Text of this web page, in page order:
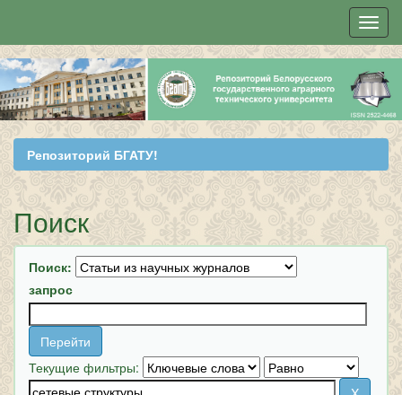
Skip
navigation
Репозиторий БГАТУ!
Поиск
Поиск:
запрос
Текущие фильтры: